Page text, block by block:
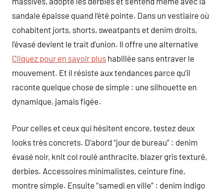
sandale épaisse quand l’été pointe. Dans un vestiaire où
cohabitent jorts, shorts, sweatpants et denim droits,
l’évasé devient le trait d’union. Il offre une alternative
Cliquez pour en savoir plus habillée sans entraver le
mouvement. Et il résiste aux tendances parce qu’il
raconte quelque chose de simple : une silhouette en
dynamique, jamais figée.
Pour celles et ceux qui hésitent encore, testez deux
looks très concrets. D’abord “jour de bureau” : denim
évasé noir, knit col roulé anthracite, blazer gris texturé,
derbies. Accessoires minimalistes, ceinture fine,
montre simple. Ensuite “samedi en ville” : denim indigo